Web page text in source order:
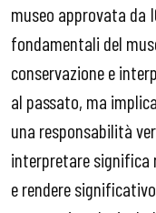
museo approvata da
fondamentali del
conservazione e
al passato, ma
una responsabilità
interpretare significa
e rendere